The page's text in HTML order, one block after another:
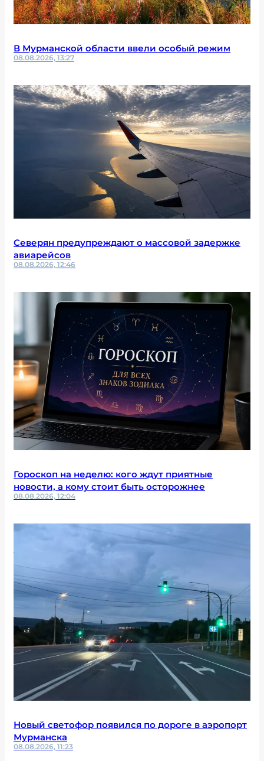
В Мурманской области ввели особый режим
08.08.2026, 13:27
Северян предупреждают о массовой задержке
авиарейсов
08.08.2026, 12:46
Гороскоп на неделю: кого ждут приятные
новости, а кому стоит быть осторожнее
08.08.2026, 12:04
Новый светофор появился по дороге в аэропорт
Мурманска
08.08.2026, 11:23